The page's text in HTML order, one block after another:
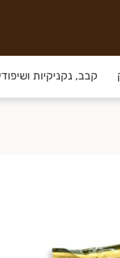
קבב, נקניקיות